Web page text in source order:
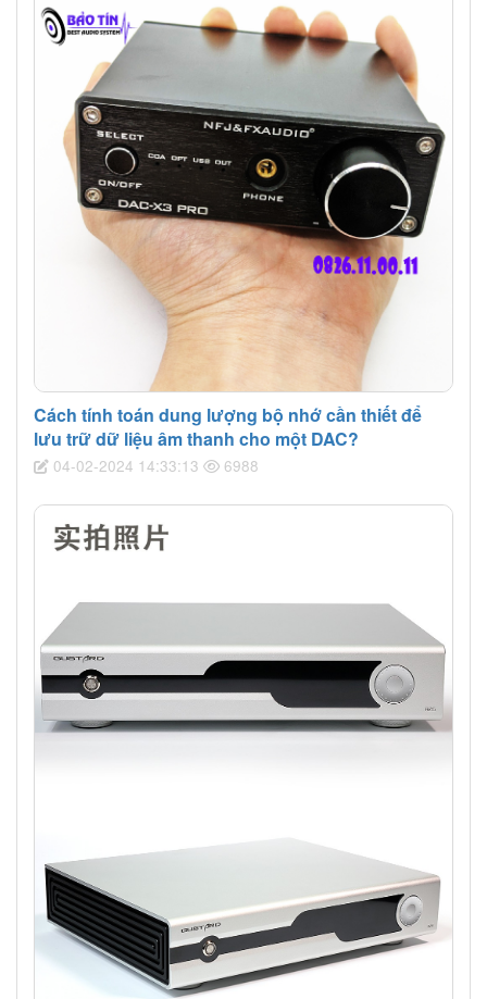
Cách tính toán dung lượng bộ nhớ cần thiết để
lưu trữ dữ liệu âm thanh cho một DAC?
04-02-2024 14:33:13 6988